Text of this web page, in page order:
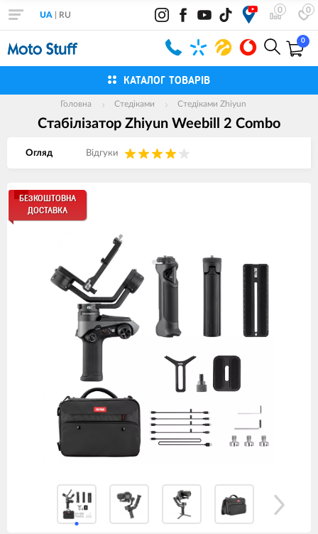
0 0
UA RU
0
КАТАЛОГ ТОВАРІВ
Головна Cтедіками Стедіками Zhiyun
Cтабілізатор Zhiyun Weebill 2 Combo
Огляд Вiдгуки
Зображення
товарів
БЕЗКОШТОВНА
ДОСТАВКА